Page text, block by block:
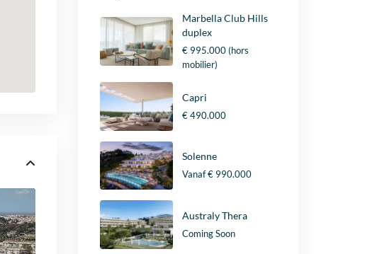
Marbella Club Hills
duplex
€ 995.000(hors
mobilier)
Capri
€ 490.000
Solenne
Vanaf€ 990.000
Australy Thera
Coming Soon